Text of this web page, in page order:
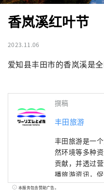
香岚溪红叶节
2023.11.06
爱知县丰田市的香岚溪是
撰稿
丰田旅游
丰田旅游是一
然环境等多种
贡献，并透过
播旅游资讯，
织。 以全国闻
本服务包含赞助广告。